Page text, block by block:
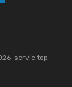
servic.top